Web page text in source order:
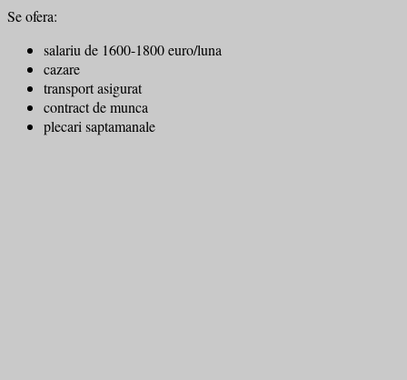
Se ofera:
salariu de 1600-1800 euro/luna
cazare
transport asigurat
contract de munca
plecari saptamanale